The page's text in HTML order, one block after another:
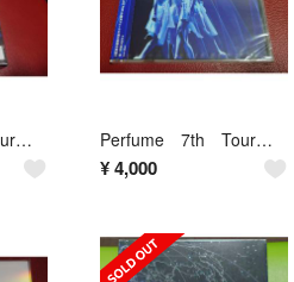
Perfume 4th Tour in DOME 「LEVEL3」【初回限定盤… Perfume 7th Tour 2018「FUTURE POP」 DVD
¥4,000